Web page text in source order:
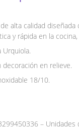
alta calidad
y rápida en la
Urquiola.
decoración en relieve.
18/10.
– Unidades